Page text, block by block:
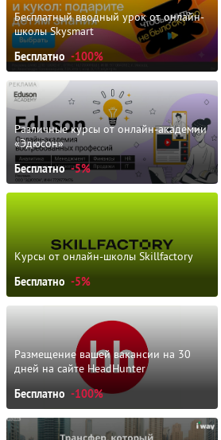
Бесплатный вводный урок от онлайн-
школы Skysmart
Бесплатно -100%
Различные курсы от онлайн-академии
«Эдюсон»
Бесплатно -5%
Курсы от онлайн-школы Skillfactory
Бесплатно -5%
Размещение вашей вакансии на 30
дней на сайте HeadHunter
Бесплатно -100%